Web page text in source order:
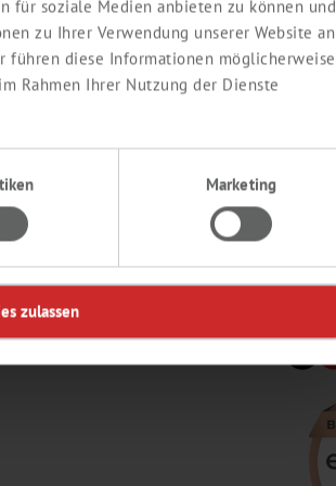
für soziale Medien anbieten zu können und
zu Ihrer Verwendung unserer Website an
führen diese Informationen möglicherweise
Rahmen Ihrer Nutzung der Dienste
Marketing
zulassen